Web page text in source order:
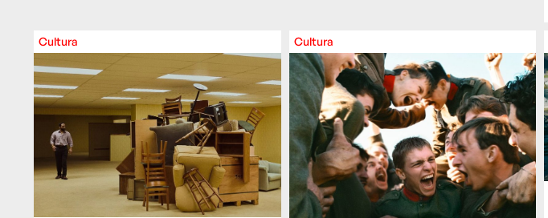
Cultura Cultura